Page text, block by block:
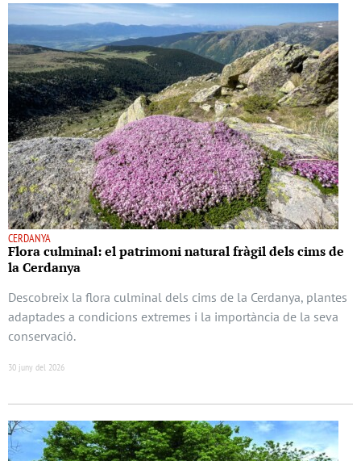
CERDANYA
Flora culminal: el patrimoni natural fràgil dels cims de
la Cerdanya
Descobreix la flora culminal dels cims de la Cerdanya, plantes
adaptades a condicions extremes i la importància de la seva
conservació.
30 juny del 2026